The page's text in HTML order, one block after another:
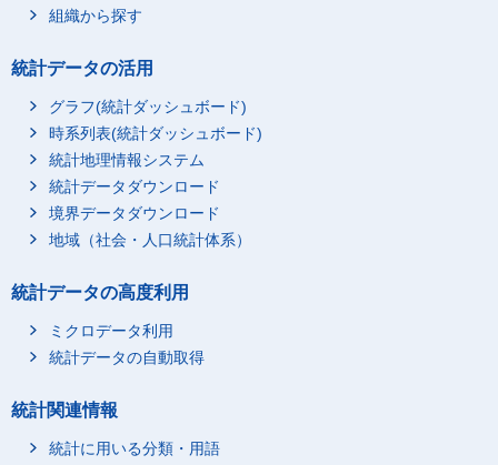
組織から探す
統計データの活用
グラフ(統計ダッシュボード)
時系列表(統計ダッシュボード)
統計地理情報システム
統計データダウンロード
境界データダウンロード
地域（社会・人口統計体系）
統計データの高度利用
ミクロデータ利用
統計データの自動取得
統計関連情報
統計に用いる分類・用語